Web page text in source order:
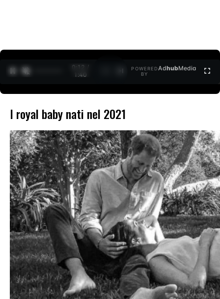
0:13 /
1:40
POWERED
BY
AdhubMedia
I royal baby nati nel 2021